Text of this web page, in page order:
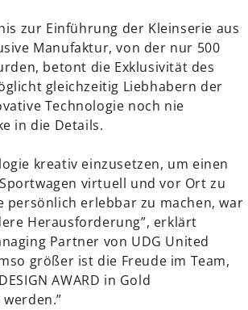
zur Einführung der Kleinserie aus
Manufaktur, von der nur 500
betont die Exklusivität des
gleichzeitig Liebhabern der
Technologie noch nie
in die Details.
kreativ einzusetzen, um einen
virtuell und vor Ort zu
persönlich erlebbar zu machen, war
Herausforderung”, erklärt
Partner von UDG United
größer ist die Freude im Team,
AWARD in Gold